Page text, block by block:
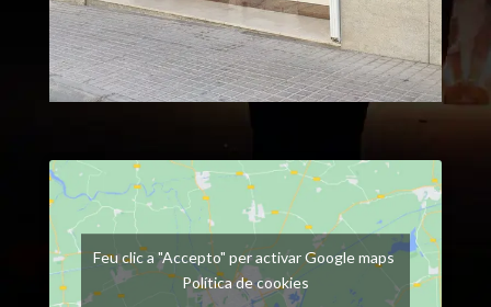
Feu clic a "Accepto" per activar Google maps
Política de cookies